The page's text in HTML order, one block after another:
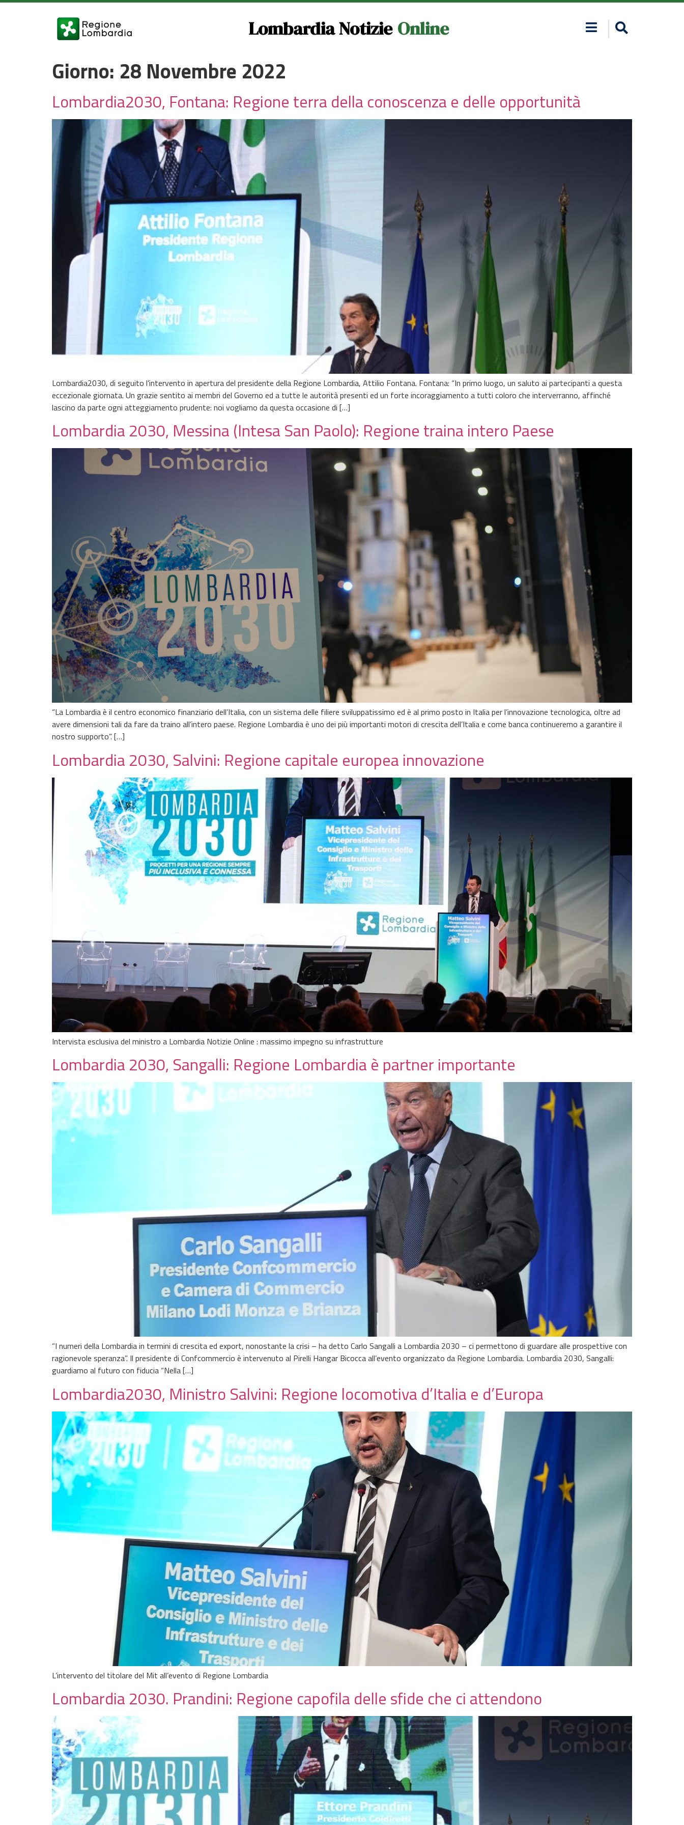
Lombardia Notizie Online
Giorno: 28 Novembre 2022
Lombardia2030, Fontana: Regione terra della conoscenza e delle opportunità
Lombardia2030, di seguito l’intervento in apertura del presidente della Regione Lombardia, Attilio Fontana. Fontana: “In primo luogo, un saluto ai partecipanti a questa
eccezionale giornata. Un grazie sentito ai membri del Governo ed a tutte le autorità presenti ed un forte incoraggiamento a tutti coloro che interverranno, affinché
lascino da parte ogni atteggiamento prudente: noi vogliamo da questa occasione di […]
Lombardia 2030, Messina (Intesa San Paolo): Regione traina intero Paese
“La Lombardia è il centro economico finanziario dell’Italia, con un sistema delle filiere sviluppatissimo ed è al primo posto in Italia per l’innovazione tecnologica, oltre ad
avere dimensioni tali da fare da traino all’intero paese. Regione Lombardia è uno dei più importanti motori di crescita dell’Italia e come banca continueremo a garantire il
nostro supporto”. […]
Lombardia 2030, Salvini: Regione capitale europea innovazione
Intervista esclusiva del ministro a Lombardia Notizie Online : massimo impegno su infrastrutture
Lombardia 2030, Sangalli: Regione Lombardia è partner importante
“I numeri della Lombardia in termini di crescita ed export, nonostante la crisi – ha detto Carlo Sangalli a Lombardia 2030 – ci permettono di guardare alle prospettive con
ragionevole speranza”. Il presidente di Confcommercio è intervenuto al Pirelli Hangar Bicocca all’evento organizzato da Regione Lombardia. Lombardia 2030, Sangalli:
guardiamo al futuro con fiducia “Nella […]
Lombardia2030, Ministro Salvini: Regione locomotiva d’Italia e d’Europa
L’intervento del titolare del Mit all’evento di Regione Lombardia
Lombardia 2030. Prandini: Regione capofila delle sfide che ci attendono